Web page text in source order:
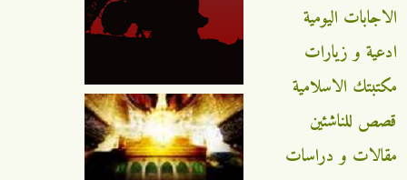
الاجابات اليومية
ادعية و زيارات
مكتبتك الاسلامية
قصص للناشئين
مقالات و دراسات